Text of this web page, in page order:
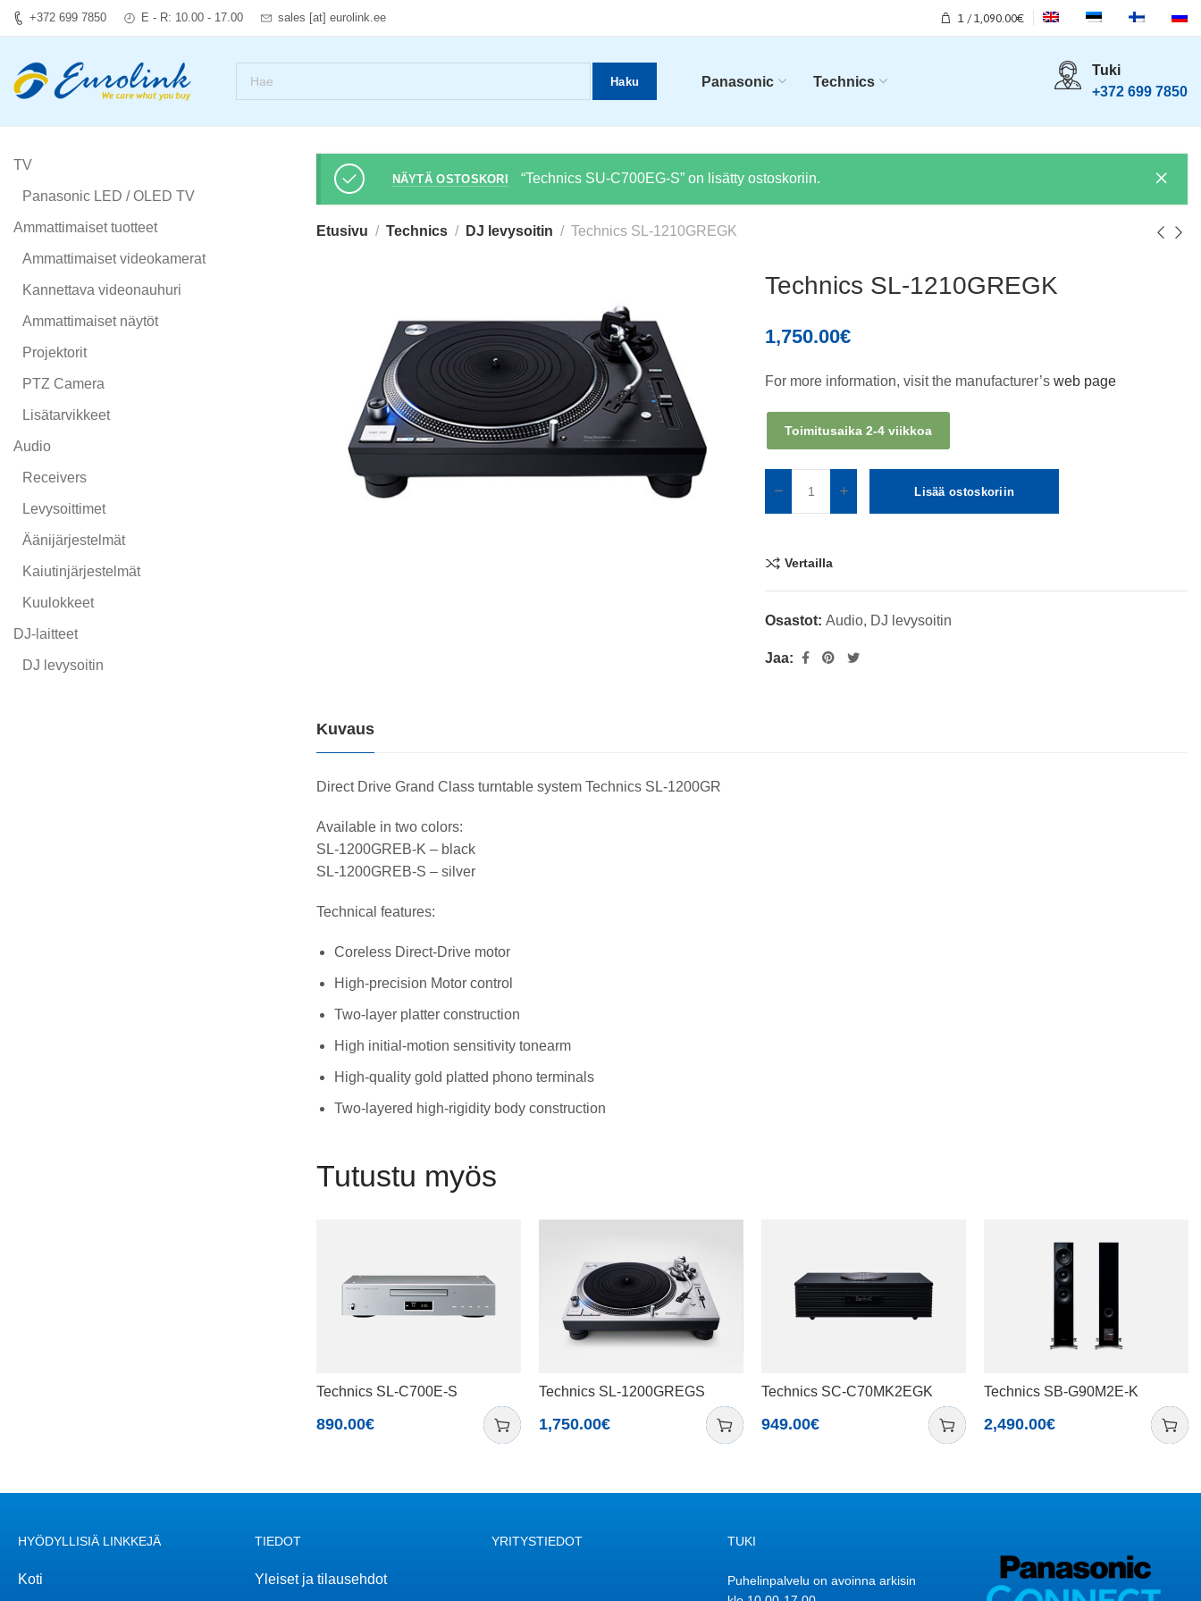
+372 699 7850 E - R: 10.00 - 17.00 sales [at] eurolink.ee 1 / 1,090.00€
Haku Panasonic Technics
Tuki
+372 699 7850
NÄYTÄ OSTOSKORI “Technics SU-C700EG-S” on lisätty ostoskoriin.
Etusivu Technics DJ levysoitin Technics SL-1210GREGK
Technics SL-1210GREGK
1,750.00€
For more information, visit the manufacturer’sweb page
Toimitusaika 2-4 viikkoa
Lisää ostoskoriin
Vertailla
Osastot:Audio, DJ levysoitin
Jaa:
Kuvaus
Direct Drive Grand Class turntable system Technics SL-1200GR
Available in two colors:
SL-1200GREB-K – black
SL-1200GREB-S – silver
Technical features:
Coreless Direct-Drive motor
High-precision Motor control
Two-layer platter construction
High initial-motion sensitivity tonearm
High-quality gold platted phono terminals
Two-layered high-rigidity body construction
Tutustu myös
Technics SL-C700E-S
890.00€
Technics SL-1200GREGS
1,750.00€
Technics SC-C70MK2EGK
949.00€
Technics SB-G90M2E-K
2,490.00€
TV
Panasonic LED / OLED TV
Ammattimaiset tuotteet
Ammattimaiset videokamerat
Kannettava videonauhuri
Ammattimaiset näytöt
Projektorit
PTZ Camera
Lisätarvikkeet
Audio
Receivers
Levysoittimet
Äänijärjestelmät
Kaiutinjärjestelmät
Kuulokkeet
DJ-laitteet
DJ levysoitin
HYÖDYLLISIÄ LINKKEJÄ
Koti
TIEDOT
Yleiset ja tilausehdot
YRITYSTIEDOT TUKI
Puhelinpalvelu on avoinna arkisin